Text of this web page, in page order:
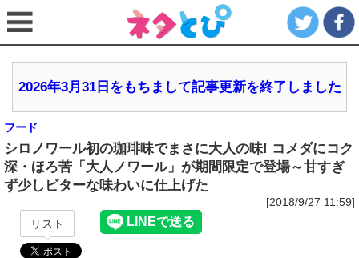
2026年3月31日をもちまして記事更新を終了しました
フード
シロノワール初の珈琲味でまさに大人の味! コメダにコク
深・ほろ苦「大人ノワール」が期間限定で登場～甘すぎ
ず少しビターな味わいに仕上げた
[2018/9/27 11:59]
リスト